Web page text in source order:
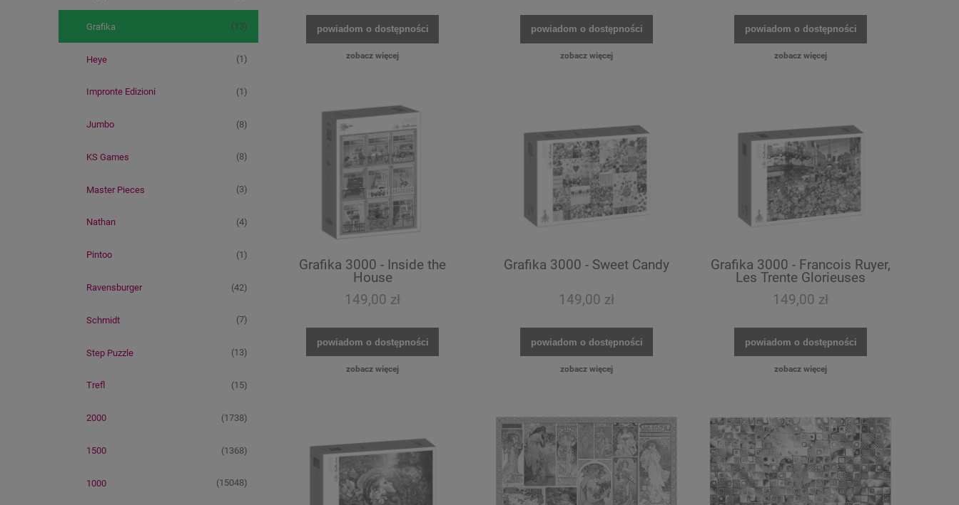
Grafika (13)
Heye (1)
Impronte Edizioni (1)
Jumbo (8)
KS Games (8)
Master Pieces (3)
Nathan (4)
Pintoo (1)
Ravensburger (42)
Schmidt (7)
Step Puzzle (13)
Trefl (15)
2000 (1738)
1500 (1368)
1000 (15048)
powiadom o dostępności
zobacz więcej
powiadom o dostępności
zobacz więcej
powiadom o dostępności
zobacz więcej
Grafika 3000 - Inside the
House
149,00 zł
powiadom o dostępności
zobacz więcej
Grafika 3000 - Sweet Candy
149,00 zł
powiadom o dostępności
zobacz więcej
Grafika 3000 - Francois Ruyer,
Les Trente Glorieuses
149,00 zł
powiadom o dostępności
zobacz więcej